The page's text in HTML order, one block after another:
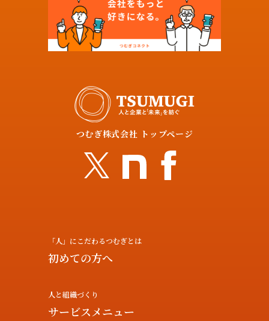
つむぎ株式会社 トップページ
「人」にこだわるつむぎとは
初めての方へ
人と組織づくり
サービスメニュー